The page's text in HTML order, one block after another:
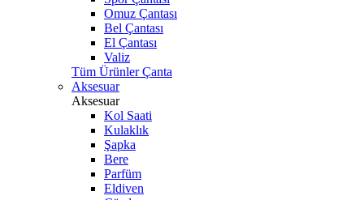
Omuz Çantası
Bel Çantası
El Çantası
Valiz
Tüm Ürünler Çanta
Aksesuar
Aksesuar
Kol Saati
Kulaklık
Şapka
Bere
Parfüm
Eldiven